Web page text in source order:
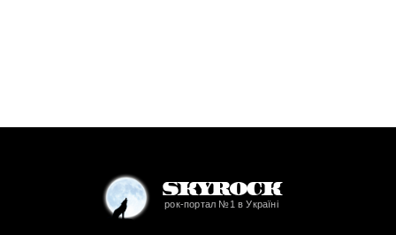
SkyRock
рок-портал №1 в Україні